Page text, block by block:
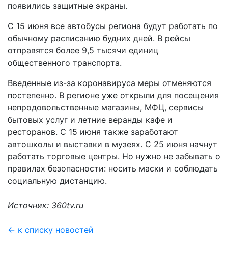
появились защитные экраны.
С 15 июня все автобусы региона будут работать по
обычному расписанию будних дней. В рейсы
отправятся более 9,5 тысячи единиц
общественного транспорта.
Введенные из-за коронавируса меры отменяются
постепенно. В регионе уже открыли для посещения
непродовольственные магазины, МФЦ, сервисы
бытовых услуг и летние веранды кафе и
ресторанов. С 15 июня также заработают
автошколы и выставки в музеях. С 25 июня начнут
работать торговые центры. Но нужно не забывать о
правилах безопасности: носить маски и соблюдать
социальную дистанцию.
Источник: 360tv.ru
← к списку новостей